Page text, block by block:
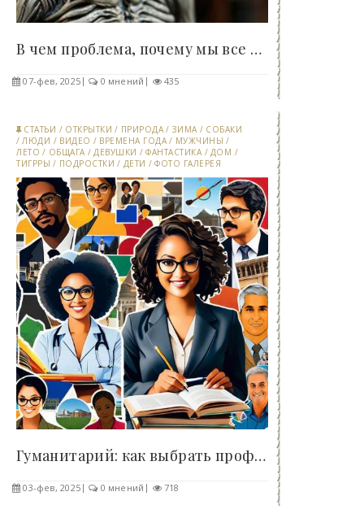
В чем проблема, почему мы все еще не нашли..
07-фев, 2025 0 мнений 435
СТАТЬИ / ОТКРЫТКИ / ПРИРОДА / ЗИМА / СОБАКИ
/ЛЮДИ / ВИДЕО / ВРЕМЕНА ГОДА / МУЖЧИНЫ /
ЛЕТО / ОБЩАГА /ДЕВУШКИ /ФАНТАСТИКА / ДОМ /
ТИГРРЫ / ПОДРОСТКИ / ДЕТИ /ФОТО ГАЛЕРЕЯ
Гуманитарий: как выбрать профессию своей мечты и..
03-фев, 2025 0 мнений 718